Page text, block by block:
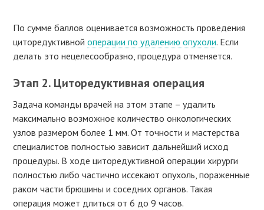
По сумме баллов оценивается возможность проведения
циторедуктивнойоперации по удалению опухоли. Если
делать это нецелесообразно, процедура отменяется.
Этап 2. Циторедуктивная операция
Задача команды врачей на этом этапе – удалить
максимально возможное количество онкологических
узлов размером более 1 мм. От точности и мастерства
специалистов полностью зависит дальнейший исход
процедуры. В ходе циторедуктивной операции хирурги
полностью либо частично иссекают опухоль, пораженные
раком части брюшины и соседних органов. Такая
операция может длиться от 6 до 9 часов.